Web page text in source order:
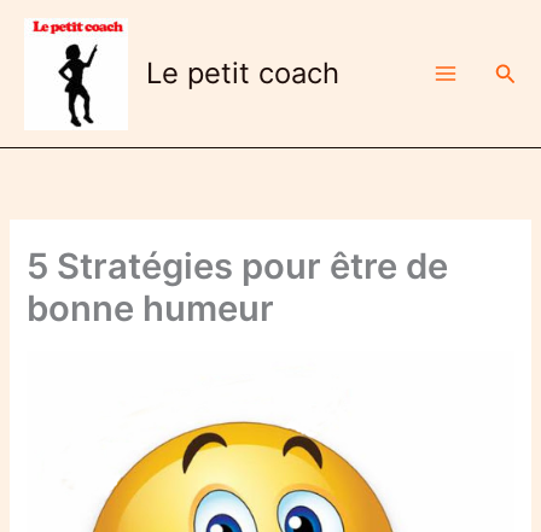
Aller
contenu
Le petit coach
5 Stratégies pour être de
bonne humeur